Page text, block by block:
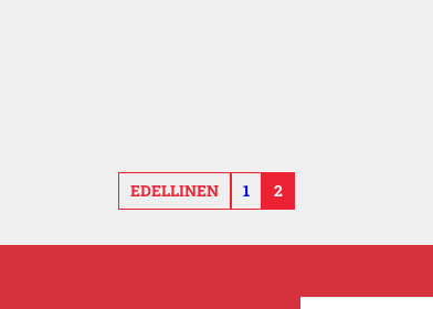
EDELLINEN 1 2